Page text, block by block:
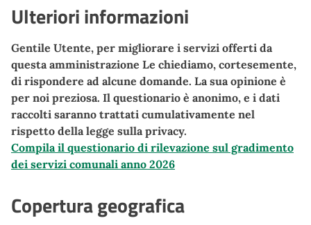
Ulteriori informazioni
Gentile Utente, per migliorare i servizi offerti da
questa amministrazione Le chiediamo, cortesemente,
di rispondere ad alcune domande. La sua opinione è
per noi preziosa. Il questionario è anonimo, e i dati
raccolti saranno trattati cumulativamente nel
rispetto della legge sulla privacy.
Compila il questionario di rilevazione sul gradimento
dei servizi comunali anno 2026
Copertura geografica